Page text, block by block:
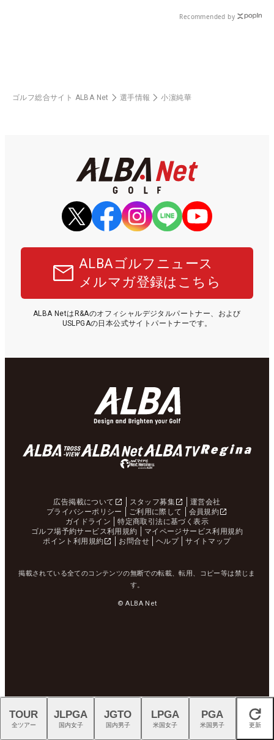
Recommended by
ゴルフ総合サイト ALBA Net 選手情報 小濵純華
ALBAゴルフニュース
メルマガ登録はこちら
ALBA NetはR&Aのオフィシャルデジタルパートナー、および
USLPGAの日本公式サイトパートナーです。
広告掲載について スタッフ募集
運営会社
プライバシーポリシー
ご利用に際して
会員規約
ガイドライン
特定商取引法に基づく表示
ゴルフ場予約サービス利用規約
マイページサービス利用規約
ポイント利用規約
お問合せ ヘルプ サイトマップ
掲載されている全てのコンテンツの無断での転載、転用、コピー等は禁じま
す。
© ALBA Net
閉じる
TOUR
全ツアー
JLPGA
国内女子
JGTO
国内男子
LPGA
米国女子
PGA
米国男子 更新